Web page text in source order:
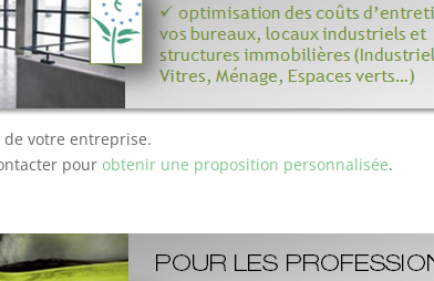
votre entreprise.
pour obtenir une proposition personnalisée.